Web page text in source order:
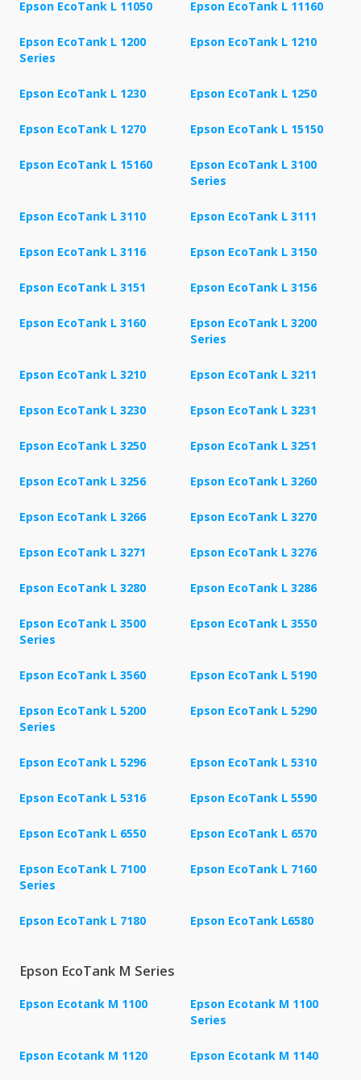
Epson EcoTank L 11050 Epson EcoTank L 11160
Epson EcoTank L 1200
Series
Epson EcoTank L 1210
Epson EcoTank L 1230 Epson EcoTank L 1250
Epson EcoTank L 1270 Epson EcoTank L 15150
Epson EcoTank L 15160
Epson EcoTank L 3100
Series
Epson EcoTank L 3110 Epson EcoTank L 3111
Epson EcoTank L 3116 Epson EcoTank L 3150
Epson EcoTank L 3151 Epson EcoTank L 3156
Epson EcoTank L 3160
Epson EcoTank L 3200
Series
Epson EcoTank L 3210 Epson EcoTank L 3211
Epson EcoTank L 3230 Epson EcoTank L 3231
Epson EcoTank L 3250 Epson EcoTank L 3251
Epson EcoTank L 3256 Epson EcoTank L 3260
Epson EcoTank L 3266 Epson EcoTank L 3270
Epson EcoTank L 3271 Epson EcoTank L 3276
Epson EcoTank L 3280 Epson EcoTank L 3286
Epson EcoTank L 3500
Series
Epson EcoTank L 3550
Epson EcoTank L 3560 Epson EcoTank L 5190
Epson EcoTank L 5200
Series
Epson EcoTank L 5290
Epson EcoTank L 5296 Epson EcoTank L 5310
Epson EcoTank L 5316 Epson EcoTank L 5590
Epson EcoTank L 6550 Epson EcoTank L 6570
Epson EcoTank L 7100
Series
Epson EcoTank L 7160
Epson EcoTank L 7180 Epson EcoTank L6580
Epson EcoTank M Series
Epson Ecotank M 1100
Epson Ecotank M 1100
Series
Epson Ecotank M 1120 Epson Ecotank M 1140